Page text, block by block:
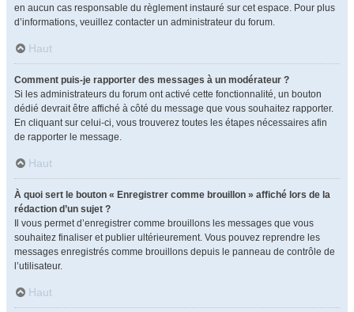
en aucun cas responsable du règlement instauré sur cet espace. Pour plus
d’informations, veuillez contacter un administrateur du forum.
Haut
Comment puis-je rapporter des messages à un modérateur ?
Si les administrateurs du forum ont activé cette fonctionnalité, un bouton
dédié devrait être affiché à côté du message que vous souhaitez rapporter.
En cliquant sur celui-ci, vous trouverez toutes les étapes nécessaires afin
de rapporter le message.
Haut
À quoi sert le bouton « Enregistrer comme brouillon » affiché lors de la
rédaction d’un sujet ?
Il vous permet d’enregistrer comme brouillons les messages que vous
souhaitez finaliser et publier ultérieurement. Vous pouvez reprendre les
messages enregistrés comme brouillons depuis le panneau de contrôle de
l’utilisateur.
Haut